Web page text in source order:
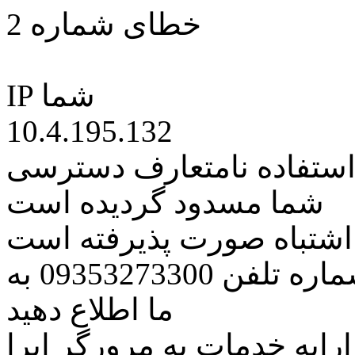
خطای شماره 2
IP شما
10.4.195.132
نامتعارف دسترسی
شما مسدود گردیده است
اشتباه صورت پذیرفته است
مراتب این مسئله را از طریق شماره تلفن 09353273300 به
ما اطلاع دهید
خدمات به مرورگر اپرا